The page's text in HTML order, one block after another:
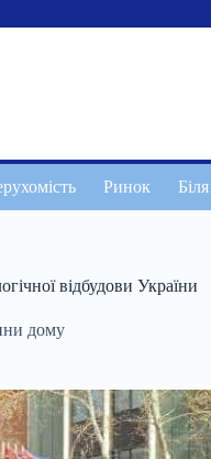
Ринок
відбудови України
дому